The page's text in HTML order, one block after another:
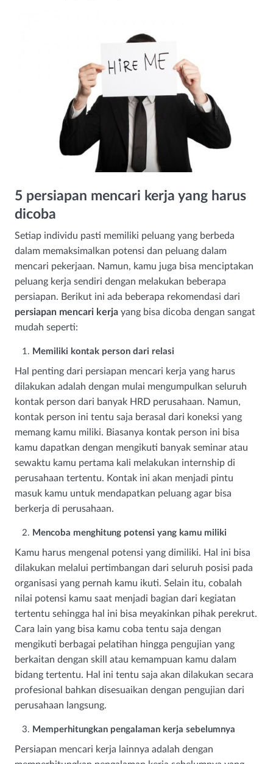
5 persiapan mencari kerja yang harus
dicoba
Setiap individu pasti memiliki peluang yang berbeda
dalam memaksimalkan potensi dan peluang dalam
mencari pekerjaan. Namun, kamu juga bisa menciptakan
peluang kerja sendiri dengan melakukan beberapa
persiapan. Berikut ini ada beberapa rekomendasi dari
persiapan mencari kerja yang bisa dicoba dengan sangat
mudah seperti:
Memiliki kontak person dari relasi
Hal penting dari persiapan mencari kerja yang harus
dilakukan adalah dengan mulai mengumpulkan seluruh
kontak person dari banyak HRD perusahaan. Namun,
kontak person ini tentu saja berasal dari koneksi yang
memang kamu miliki. Biasanya kontak person ini bisa
kamu dapatkan dengan mengikuti banyak seminar atau
sewaktu kamu pertama kali melakukan internship di
perusahaan tertentu. Kontak ini akan menjadi pintu
masuk kamu untuk mendapatkan peluang agar bisa
berkerja di perusahaan.
Mencoba menghitung potensi yang kamu miliki
Kamu harus mengenal potensi yang dimiliki. Hal ini bisa
dilakukan melalui pertimbangan dari seluruh posisi pada
organisasi yang pernah kamu ikuti. Selain itu, cobalah
nilai potensi kamu saat menjadi bagian dari kegiatan
tertentu sehingga hal ini bisa meyakinkan pihak perekrut.
Cara lain yang bisa kamu coba tentu saja dengan
mengikuti berbagai pelatihan hingga pengujian yang
berkaitan dengan skill atau kemampuan kamu dalam
bidang tertentu. Hal ini tentu saja akan dilakukan secara
profesional bahkan disesuaikan dengan pengujian dari
perusahaan langsung.
Memperhitungkan pengalaman kerja sebelumnya
Persiapan mencari kerja lainnya adalah dengan